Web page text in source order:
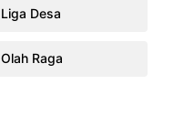
Liga Desa
Olah Raga